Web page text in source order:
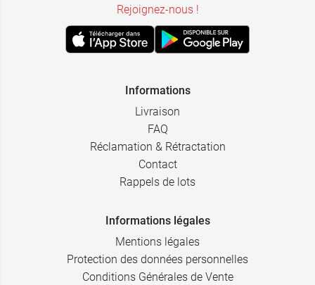
Rejoignez-nous !
Informations
Livraison
FAQ
Réclamation & Rétractation
Contact
Rappels de lots
Informations légales
Mentions légales
Protection des données personnelles
Conditions Générales de Vente